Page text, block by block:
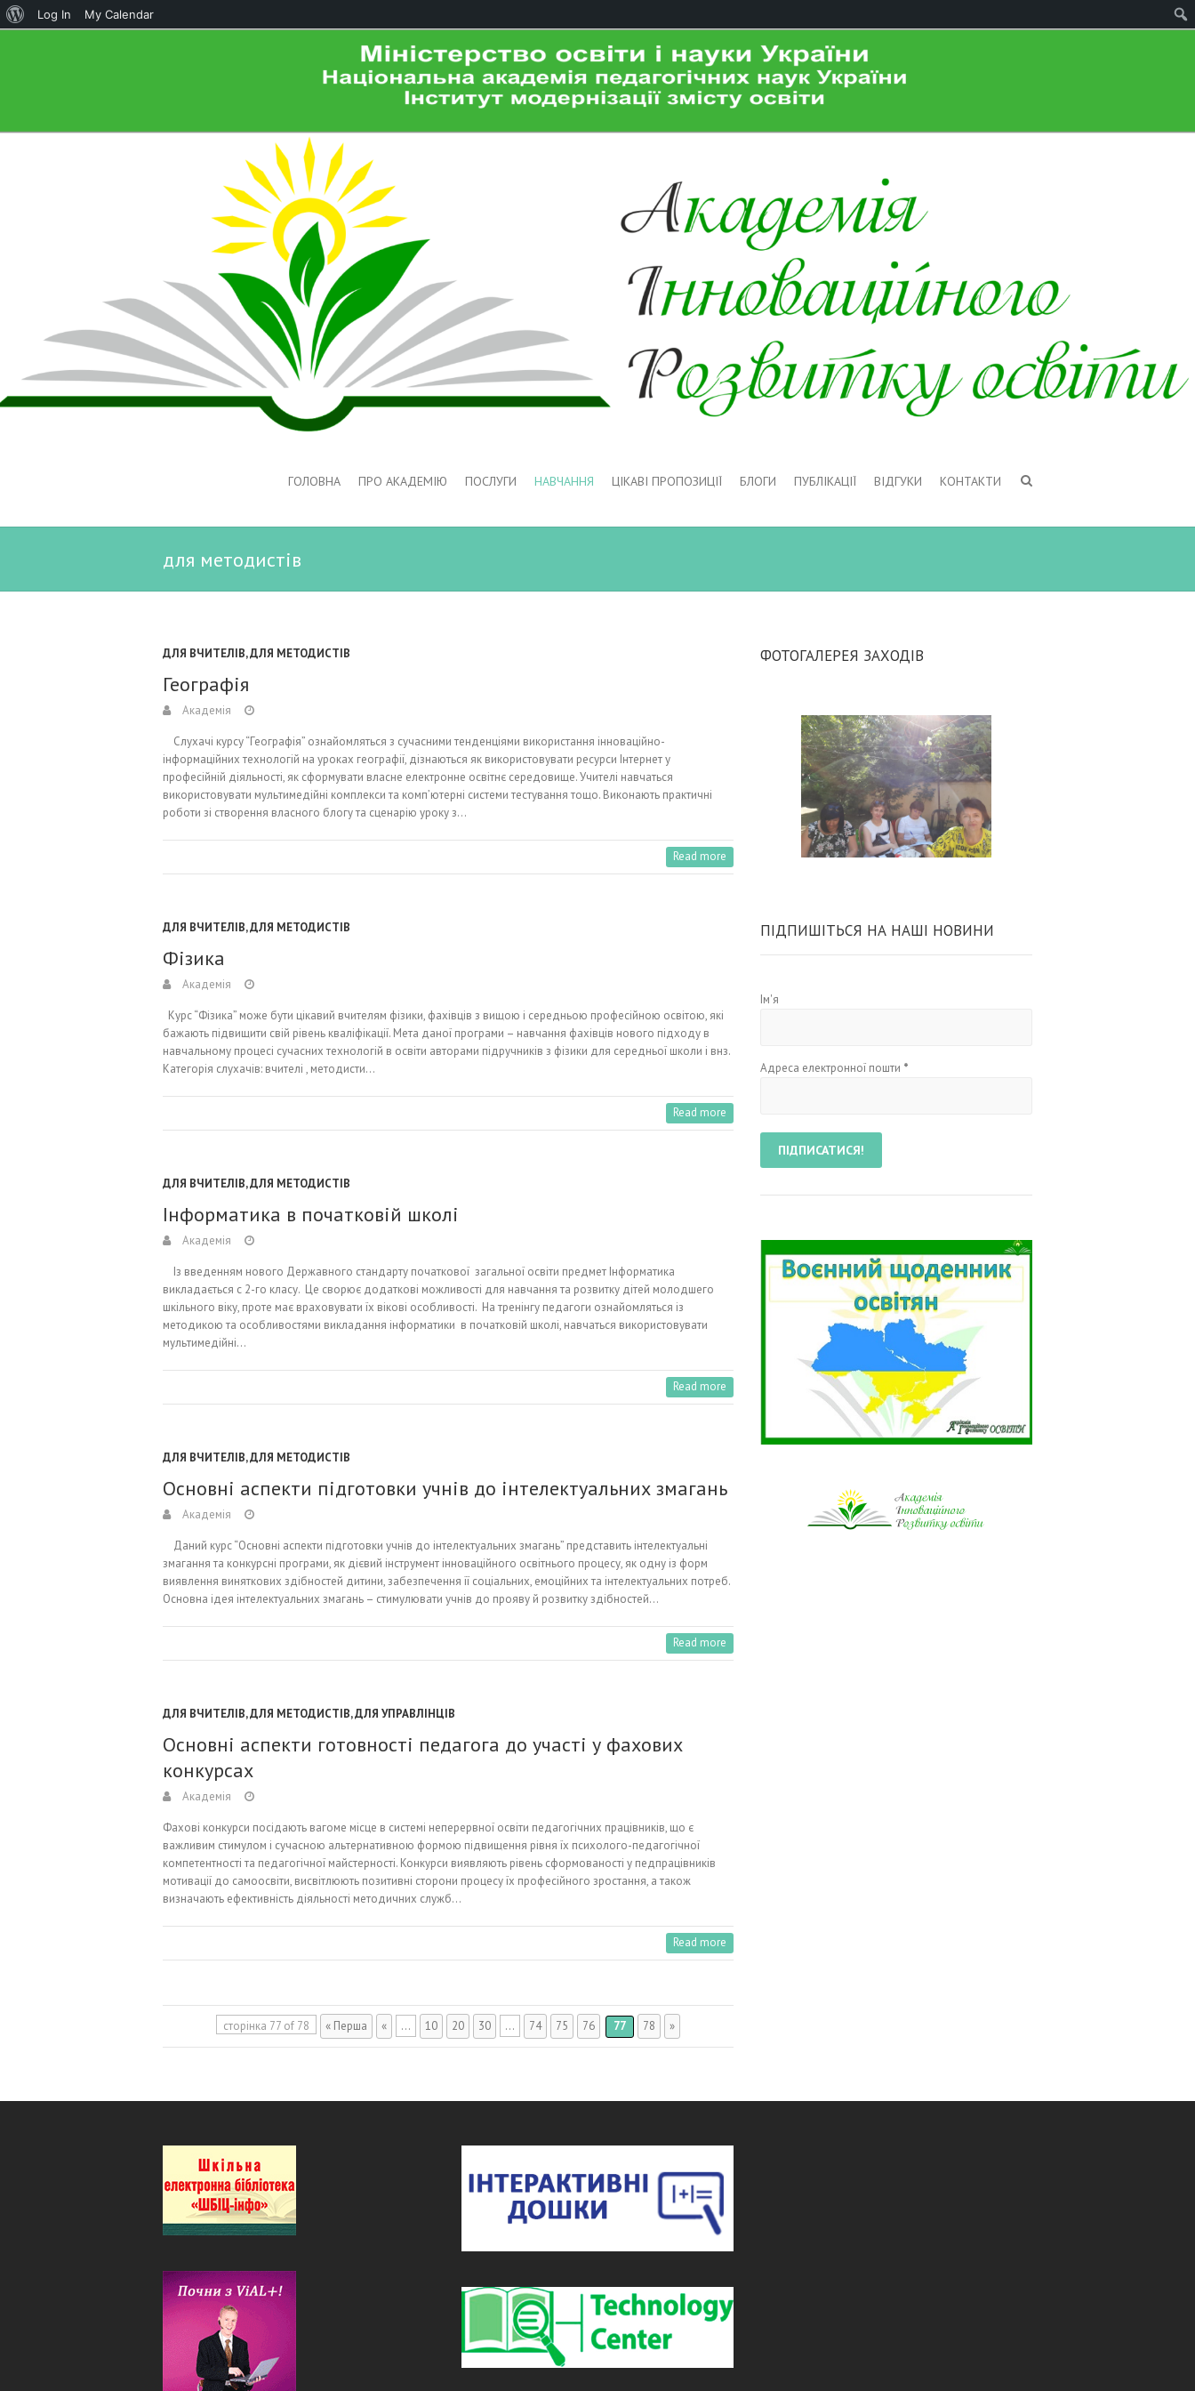
ГОЛОВНА ПРО АКАДЕМІЮ ПОСЛУГИ НАВЧАННЯ ЦІКАВІ ПРОПОЗИЦІЇ БЛОГИ ПУБЛІКАЦІЇ ВІДГУКИ КОНТАКТИ
для методистів
ДЛЯ ВЧИТЕЛІВ,ДЛЯ МЕТОДИСТІВ
Географія
Академія
Слухачі курсу “Географія” ознайомляться з сучасними тенденціями використання інноваційно-
інформаційних технологій на уроках географії, дізнаються як використовувати ресурси Інтернет у
професійній діяльності, як сформувати власне електронне освітнє середовище. Учителі навчаться
використовувати мультимедійні комплекси та комп’ютерні системи тестування тощо. Виконають практичні
роботи зі створення власного блогу та сценарію уроку з…
Read more
ДЛЯ ВЧИТЕЛІВ,ДЛЯ МЕТОДИСТІВ
Фізика
Академія
Курс “Фізика” може бути цікавий вчителям фізики, фахівців з вищою і середньою професійною освітою, які
бажають підвищити свій рівень кваліфікації. Мета даної програми – навчання фахівців нового підходу в
навчальному процесі сучасних технологій в освіти авторами підручників з фізики для середньої школи і внз.
Категорія слухачів: вчителі , методисти…
Read more
ДЛЯ ВЧИТЕЛІВ,ДЛЯ МЕТОДИСТІВ
Інформатика в початковій школі
Академія
Із введенням нового Державного стандарту початкової загальної освіти предмет Інформатика
викладається с 2-го класу. Це сворює додаткові можливості для навчання та розвитку дітей молодшего
шкільного віку, проте має враховувати їх вікові особливості. На тренінгу педагоги ознайомляться із
методикою та особливостями викладання інформатики в початковій школі, навчаться використовувати
мультимедійні…
Read more
ДЛЯ ВЧИТЕЛІВ,ДЛЯ МЕТОДИСТІВ
Основні аспекти підготовки учнів до інтелектуальних змагань
Академія
Даний курс “Основні аспекти підготовки учнів до інтелектуальних змагань” представить інтелектуальні
змагання та конкурсні програми, як дієвий інструмент інноваційного освітнього процесу, як одну із форм
виявлення виняткових здібностей дитини, забезпечення її соціальних, емоційних та інтелектуальних потреб.
Основна ідея інтелектуальних змагань – стимулювати учнів до прояву й розвитку здібностей…
Read more
ДЛЯ ВЧИТЕЛІВ,ДЛЯ МЕТОДИСТІВ,ДЛЯ УПРАВЛІНЦІВ
Основні аспекти готовності педагога до участі у фахових
конкурсах
Академія
Фахові конкурси посідають вагоме місце в системі неперервної освіти педагогічних працівників, що є
важливим стимулом і сучасною альтернативною формою підвищення рівня їх психолого-педагогічної
компетентності та педагогічної майстерності. Конкурси виявляють рівень сформованості у педпрацівників
мотивації до самоосвіти, висвітлюють позитивні сторони процесу їх професійного зростання, а також
визначають ефективність діяльності методичних служб…
Read more
сторінка 77 of 78 « Перша « ... 10 20 30 ... 74 75 76 77 78 »
ФОТОГАЛЕРЕЯ ЗАХОДІВ
ПІДПИШІТЬСЯ НА НАШІ НОВИНИ
Ім'я
Адреса електронної пошти *
About
Log In My Calendar